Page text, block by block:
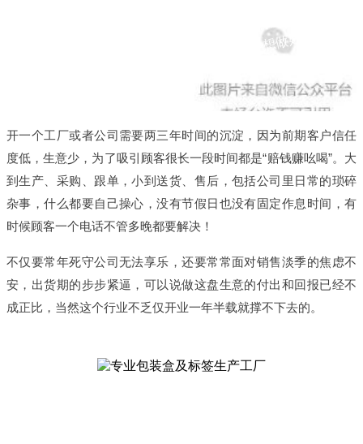
从
事
印
刷
行
业
这
个
不
难
，
但
是
想
做
好
又
谈
何
容
易
开一个工厂或者公司需要两三年时间的沉淀，因为前期客户信任
度低，生意少，为了吸引顾客很长一段时间都是“赔钱赚吆喝”。大
到生产、采购、跟单，小到送货、售后，包括公司里日常的琐碎
杂事，什么都要自己操心，没有节假日也没有固定作息时间，有
时候顾客一个电话不管多晚都要解决！
不仅要常年死守公司无法享乐，还要常常面对销售淡季的焦虑不
安，出货期的步步紧逼，可以说做这盘生意的付出和回报已经不
成正比，当然这个行业不乏仅开业一年半载就撑不下去的。